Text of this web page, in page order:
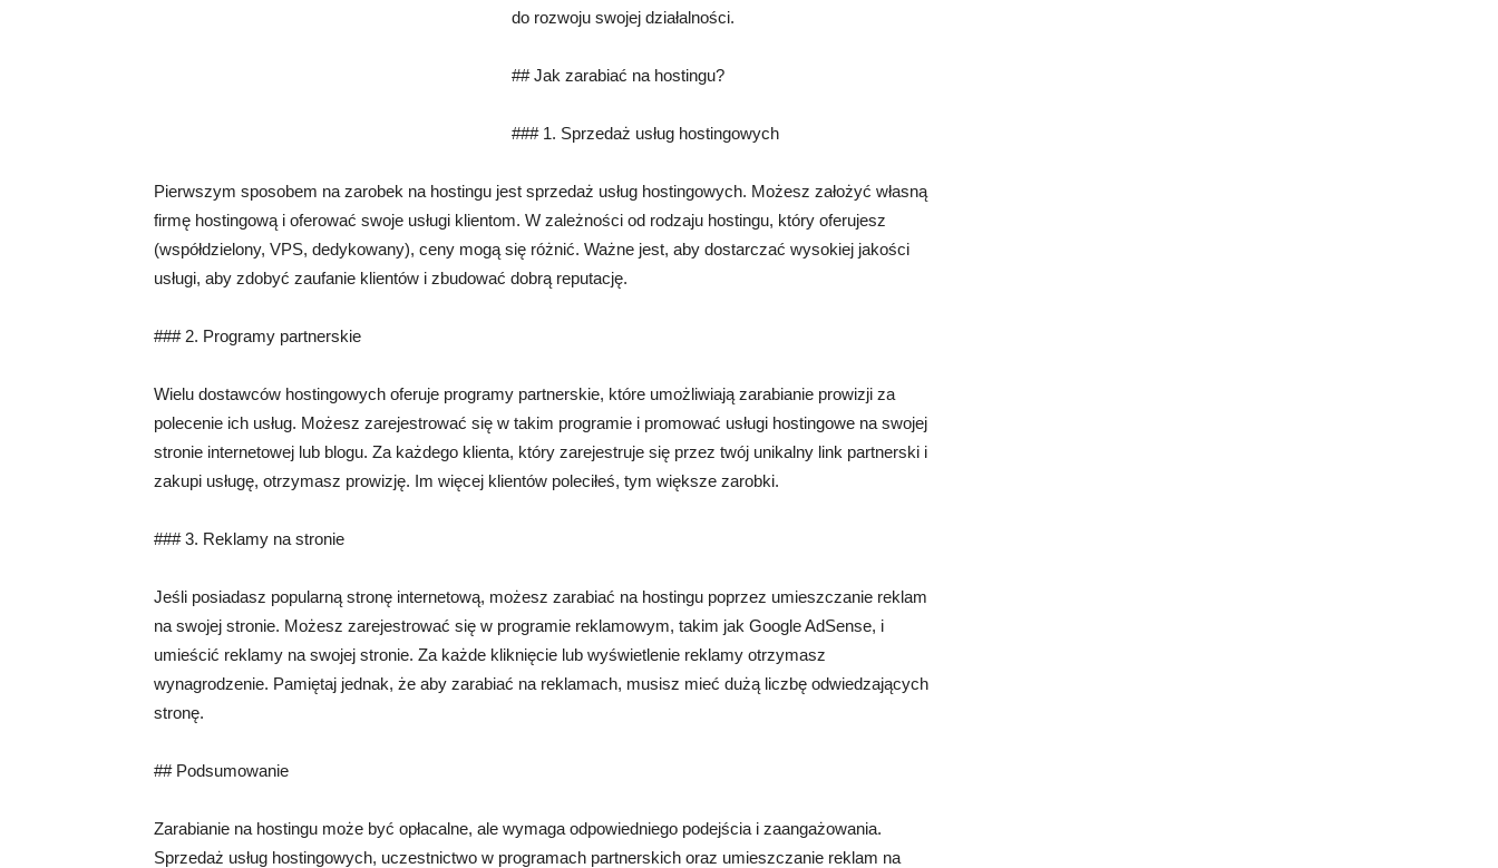
do rozwoju swojej działalności.
## Jak zarabiać na hostingu?
### 1. Sprzedaż usług hostingowych
Pierwszym sposobem na zarobek na hostingu jest sprzedaż usług hostingowych. Możesz założyć własną
firmę hostingową i oferować swoje usługi klientom. W zależności od rodzaju hostingu, który oferujesz
(współdzielony, VPS, dedykowany), ceny mogą się różnić. Ważne jest, aby dostarczać wysokiej jakości
usługi, aby zdobyć zaufanie klientów i zbudować dobrą reputację.
### 2. Programy partnerskie
Wielu dostawców hostingowych oferuje programy partnerskie, które umożliwiają zarabianie prowizji za
polecenie ich usług. Możesz zarejestrować się w takim programie i promować usługi hostingowe na swojej
stronie internetowej lub blogu. Za każdego klienta, który zarejestruje się przez twój unikalny link partnerski i
zakupi usługę, otrzymasz prowizję. Im więcej klientów poleciłeś, tym większe zarobki.
### 3. Reklamy na stronie
Jeśli posiadasz popularną stronę internetową, możesz zarabiać na hostingu poprzez umieszczanie reklam
na swojej stronie. Możesz zarejestrować się w programie reklamowym, takim jak Google AdSense, i
umieścić reklamy na swojej stronie. Za każde kliknięcie lub wyświetlenie reklamy otrzymasz
wynagrodzenie. Pamiętaj jednak, że aby zarabiać na reklamach, musisz mieć dużą liczbę odwiedzających
stronę.
## Podsumowanie
Zarabianie na hostingu może być opłacalne, ale wymaga odpowiedniego podejścia i zaangażowania.
Sprzedaż usług hostingowych, uczestnictwo w programach partnerskich oraz umieszczanie reklam na